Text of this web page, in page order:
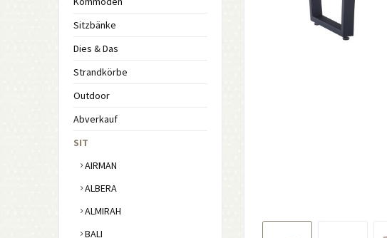
Sitzbänke
Dies & Das
Strandkörbe
Outdoor
Abverkauf
SIT
AIRMAN
ALBERA
ALMIRAH
BALI